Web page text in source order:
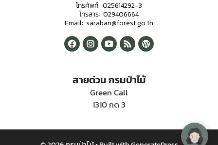
โทรศัพท์: 025614292-3
โทรสาร: 029406664
Email: saraban@forest.go.th
สายด่วน กรมป่าไม้
Green Call
1310 กด 3